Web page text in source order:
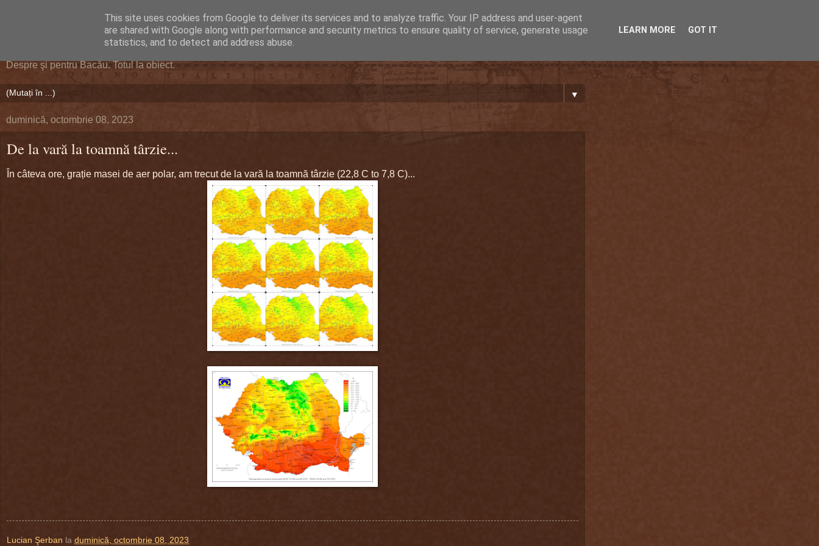
DEFERLĂRI
Despre şi pentru Bacău. Totul la obiect.
▼
duminică, octombrie 08, 2023
De la vară la toamnă târzie...
În câteva ore, grație masei de aer polar, am trecut de la vară la toamnă târzie (22,8 C to 7,8 C)...
Lucian Şerban la duminică, octombrie 08, 2023
This site uses cookies from Google to deliver its services and to analyze traffic. Your IP address and user-agent
are shared with Google along with performance and security metrics to ensure quality of service, generate usage
statistics, and to detect and address abuse.
LEARN MORE GOT IT